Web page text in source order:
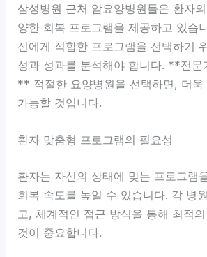
삼성병원 근처 암요양병원들은 환자
양한 회복 프로그램을 제공하고 있습
신에게 적합한 프로그램을 선택하기
성과 성과를 분석해야 합니다. **전문
** 적절한 요양병원을 선택하면, 더욱
가능할 것입니다.
환자 맞춤형 프로그램의 필요성
환자는 자신의 상태에 맞는 프로그램
회복 속도를 높일 수 있습니다. 각 병
고, 체계적인 접근 방식을 통해 최적
것이 중요합니다.